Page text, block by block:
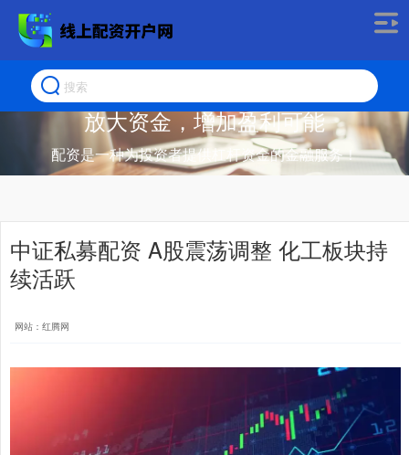
放大资金，增加盈利可能
配资是一种为投资者提供杠杆资金的金融服务！
中证私募配资 A股震荡调整 化工板块持
续活跃
网站：红腾网